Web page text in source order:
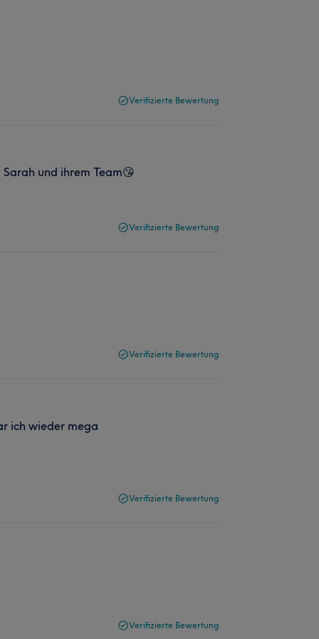
Verifizierte Bewertung
und ihrem Team😘
Verifizierte Bewertung
Verifizierte Bewertung
ich wieder mega
Verifizierte Bewertung
Verifizierte Bewertung